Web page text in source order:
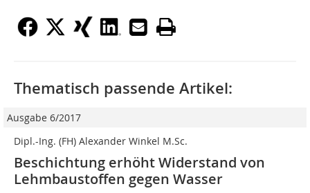
Thematisch passende Artikel:
Ausgabe 6/2017
Dipl.-Ing. (FH) Alexander Winkel M.Sc.
Beschichtung erhöht Widerstand von
Lehmbaustoffen gegen Wasser